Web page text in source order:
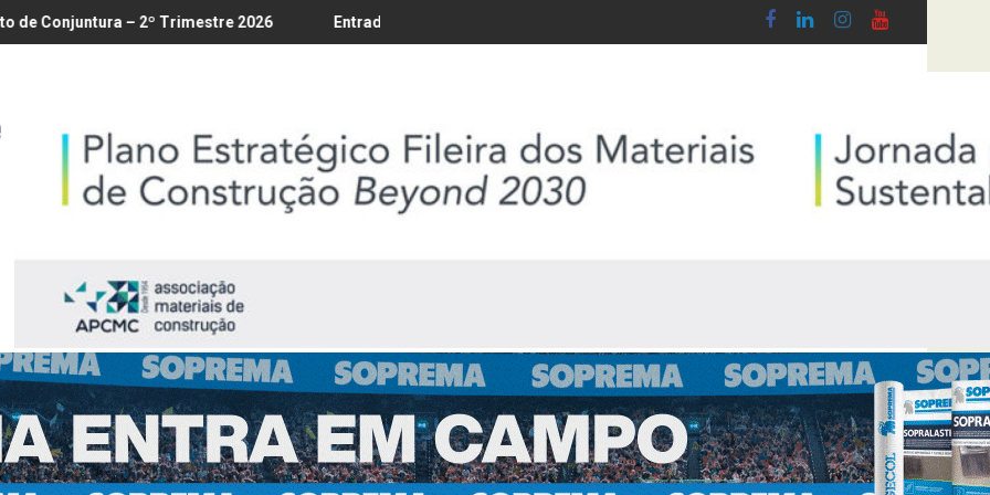
Trimestre 2026 Entrada em vigor da regulamentação do Lobby - Lei n.º 5-A/2026, de 28 de Janeiro
Diploma de transposição da Diretiva